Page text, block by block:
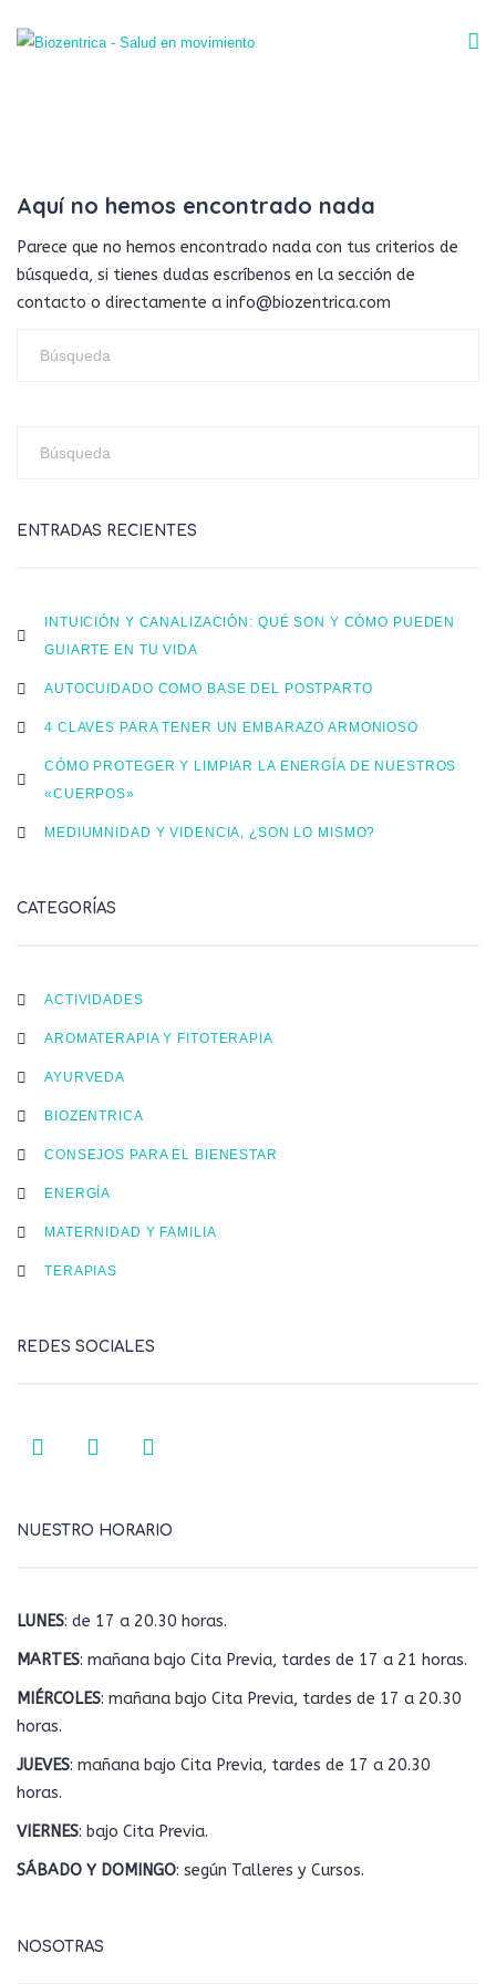
Aquí no hemos encontrado nada
Parece que no hemos encontrado nada con tus criterios de
búsqueda, si tienes dudas escríbenos en la sección de
contacto o directamente a info@biozentrica.com
ENTRADAS RECIENTES
INTUICIÓN Y CANALIZACIÓN: QUÉ SON Y CÓMO PUEDEN
GUIARTE EN TU VIDA
AUTOCUIDADO COMO BASE DEL POSTPARTO
4 CLAVES PARA TENER UN EMBARAZO ARMONIOSO
CÓMO PROTEGER Y LIMPIAR LA ENERGÍA DE NUESTROS
«CUERPOS»
MEDIUMNIDAD Y VIDENCIA, ¿SON LO MISMO?
CATEGORÍAS
ACTIVIDADES
AROMATERAPIA Y FITOTERAPIA
AYURVEDA
BIOZENTRICA
CONSEJOS PARA EL BIENESTAR
ENERGÍA
MATERNIDAD Y FAMILIA
TERAPIAS
REDES SOCIALES
NUESTRO HORARIO
LUNES: de 17 a 20.30 horas.
MARTES: mañana bajo Cita Previa, tardes de 17 a 21 horas.
MIÉRCOLES: mañana bajo Cita Previa, tardes de 17 a 20.30
horas.
JUEVES: mañana bajo Cita Previa, tardes de 17 a 20.30
horas.
VIERNES: bajo Cita Previa.
SÁBADO Y DOMINGO: según Talleres y Cursos.
NOSOTRAS